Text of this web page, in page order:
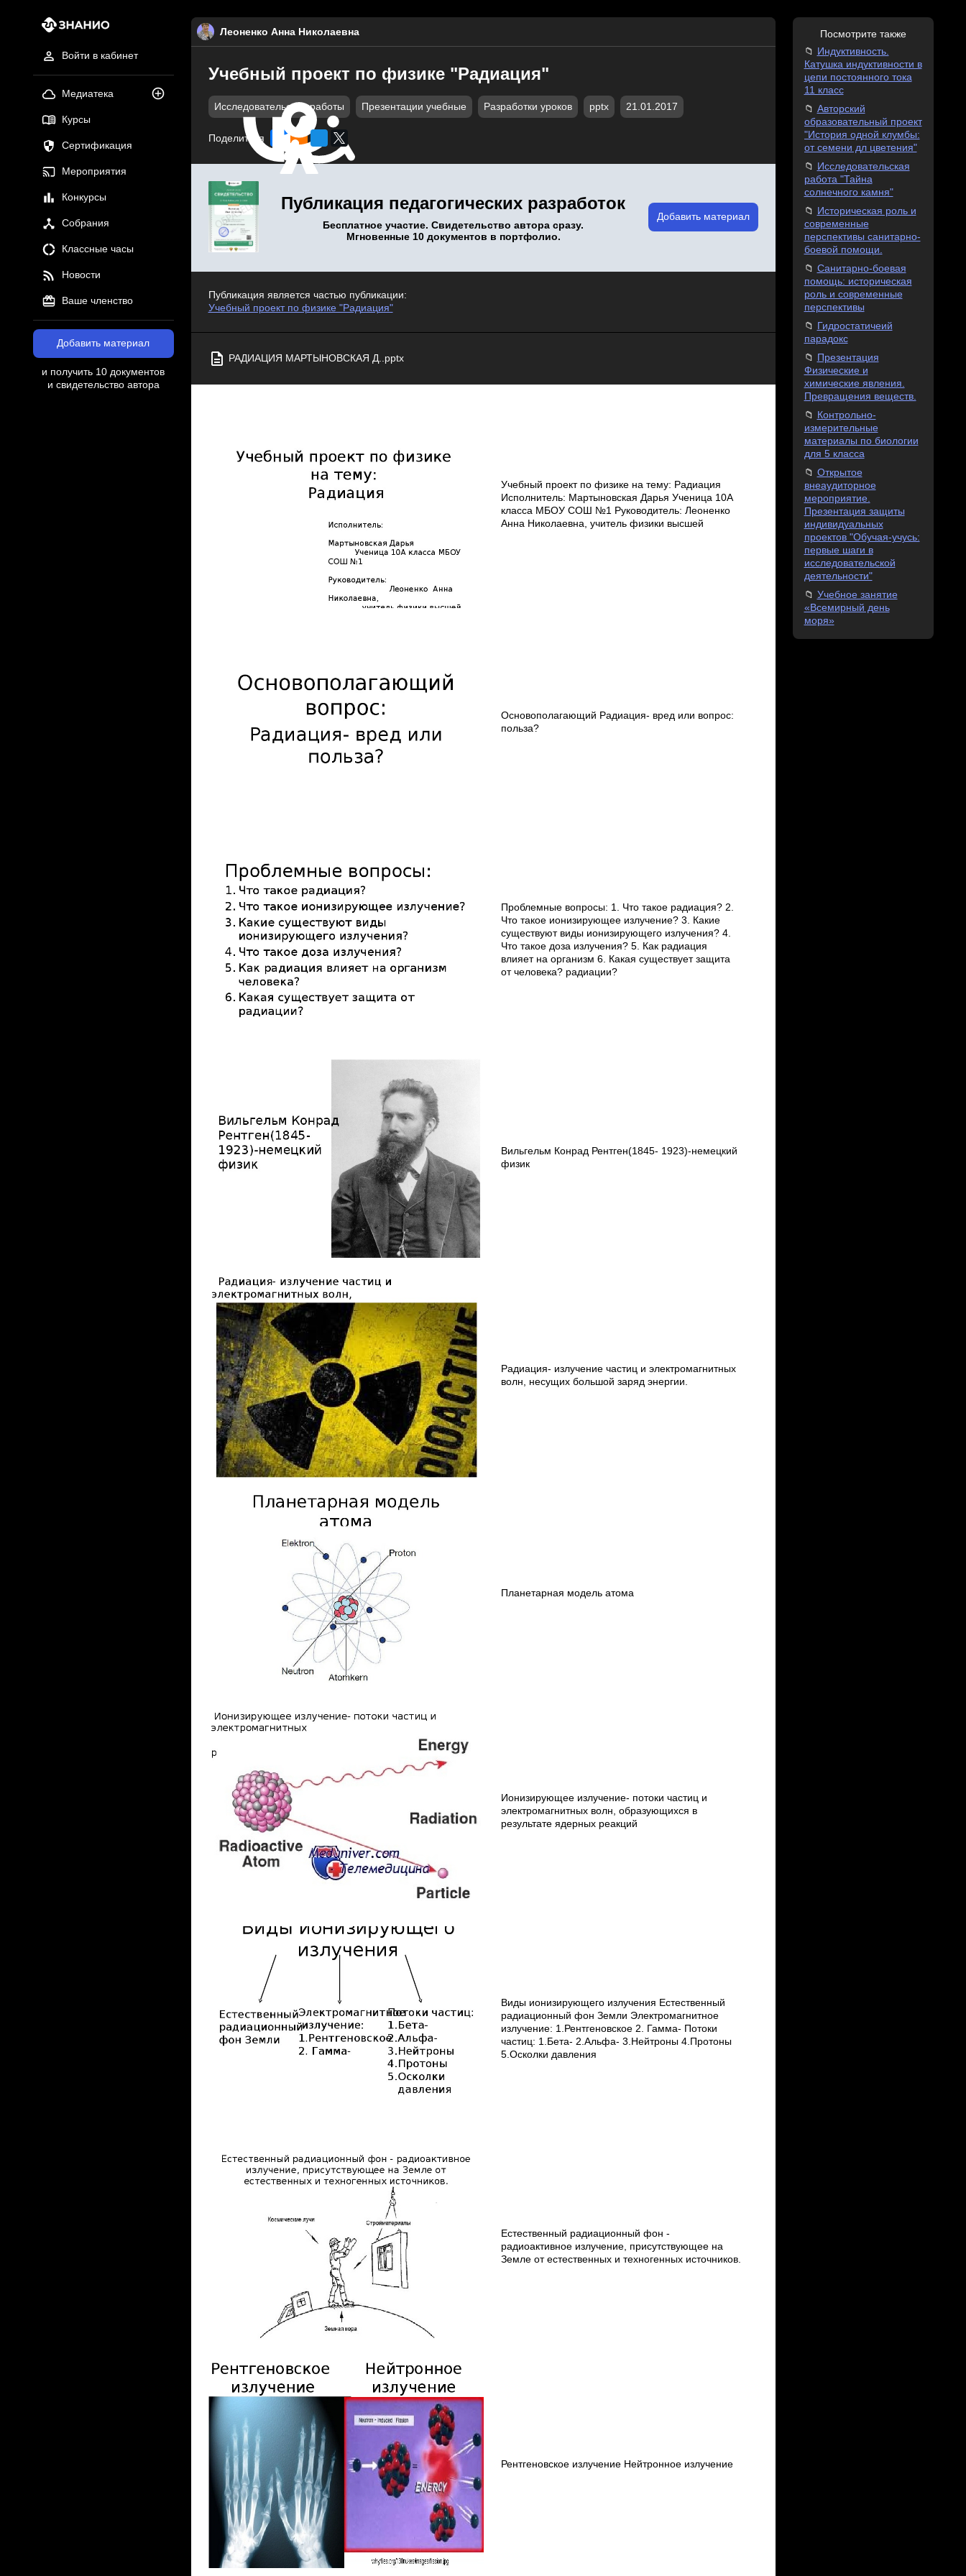
Войти в кабинет
Медиатека
Курсы
Сертификация
Мероприятия
Конкурсы
Собрания
Классные часы
Новости
Ваше членство
Добавить материал
и получить 10 документов
и свидетельство автора
Леоненко Анна Николаевна
Учебный проект по физике "Радиация"
Исследовательские работы Презентации учебные Разработки уроков pptx 21.01.2017
Поделиться
Публикация педагогических разработок
Бесплатное участие. Свидетельство автора сразу.
Мгновенные 10 документов в портфолио.
Добавить материал
Публикация является частью публикации:
Учебный проект по физике "Радиация"
РАДИАЦИЯ МАРТЫНОВСКАЯ Д..pptx
Учебный проект по физике на тему: Радиация
Исполнитель: Мартыновская Дарья Ученица 10А
класса МБОУ СОШ №1 Руководитель: Леоненко
Анна Николаевна, учитель физики высшей
Основополагающий Радиация- вред или вопрос:
польза?
Проблемные вопросы: 1. Что такое радиация? 2.
Что такое ионизирующее излучение? 3. Какие
существуют виды ионизирующего излучения? 4.
Что такое доза излучения? 5. Как радиация
влияет на организм 6. Какая существует защита
от человека? радиации?
Вильгельм Конрад Рентген(1845- 1923)-немецкий
физик
Радиация- излучение частиц и электромагнитных
волн, несущих большой заряд энергии.
Планетарная модель атома
Ионизирующее излучение- потоки частиц и
электромагнитных волн, образующихся в
результате ядерных реакций
Виды ионизирующего излучения Естественный
радиационный фон Земли Электромагнитное
излучение: 1.Рентгеновское 2. Гамма- Потоки
частиц: 1.Бета- 2.Альфа- 3.Нейтроны 4.Протоны
5.Осколки давления
Естественный радиационный фон -
радиоактивное излучение, присутствующее на
Земле от естественных и техногенных источников.
Рентгеновское излучение Нейтронное излучение
Посмотрите также
Индуктивность.
Катушка индуктивности в
цепи постоянного тока
11 класс
Авторский
образовательный проект
"История одной клумбы:
от семени дл цветения"
Исследовательская
работа "Тайна
солнечного камня"
Историческая роль и
современные
перспективы санитарно-
боевой помощи.
Санитарно-боевая
помощь: историческая
роль и современные
перспективы
Гидростатичеий
парадокс
Презентация
Физические и
химические явления.
Превращения веществ.
Контрольно-
измерительные
материалы по биологии
для 5 класса
Открытое
внеаудиторное
мероприятие.
Презентация защиты
индивидуальных
проектов "Обучая-учусь:
первые шаги в
исследовательской
деятельности"
Учебное занятие
«Всемирный день
моря»